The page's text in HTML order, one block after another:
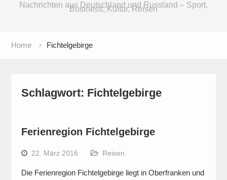
Nachrichten aus Deutschland und Russland – Sport,
Business, Kultur, Reisen
Home Fichtelgebirge
Schlagwort: Fichtelgebirge
Ferienregion Fichtelgebirge
22. März 2016 Reisen
Die Ferienregion Fichtelgebirge liegt in Oberfranken und